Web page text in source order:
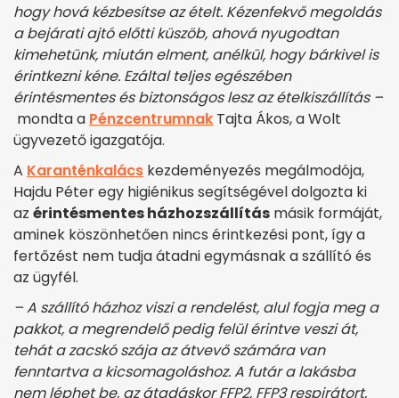
hogy hová kézbesítse az ételt. Kézenfekvő megoldás
a bejárati ajtó előtti küszöb, ahová nyugodtan
kimehetünk, miután elment, anélkül, hogy bárkivel is
érintkezni kéne. Ezáltal teljes egészében
érintésmentes és biztonságos lesz az ételkiszállítás –
mondta a Pénzcentrumnak Tajta Ákos, a Wolt
ügyvezető igazgatója.
A Karanténkalács kezdeményezés megálmodója,
Hajdu Péter egy higiénikus segítségével dolgozta ki
az érintésmentes házhozszállítás másik formáját,
aminek köszönhetően nincs érintkezési pont, így a
fertőzést nem tudja átadni egymásnak a szállító és
az ügyfél.
– A szállító házhoz viszi a rendelést, alul fogja meg a
pakkot, a megrendelő pedig felül érintve veszi át,
tehát a zacskó szája az átvevő számára van
fenntartva a kicsomagoláshoz. A futár a lakásba
nem léphet be, az átadáskor FFP2, FFP3 respirátort,